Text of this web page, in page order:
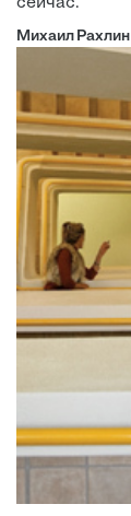
Михаил Рахлин